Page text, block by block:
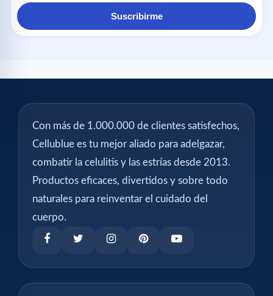
Suscribirme
Con más de 1.000.000 de clientes satisfechos,
Cellublue es tu mejor aliado para adelgazar,
combatir la celulitis y las estrías desde 2013.
Productos eficaces, divertidos y sobre todo
naturales para reinventar el cuidado del
cuerpo.